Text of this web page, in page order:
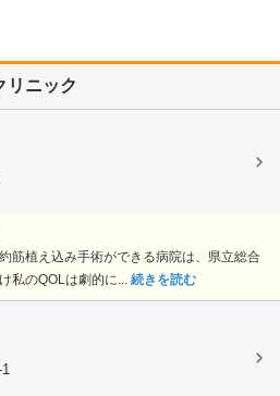
リニック
筋植え込み手術ができる病院は、県立総合
私のQOLは劇的に... 続きを読む